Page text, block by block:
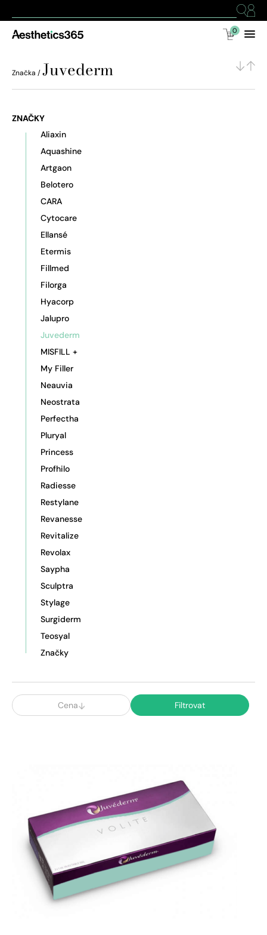
0
Značka /Juvederm
ZNAČKY
Aliaxin
Aquashine
Artgaon
Belotero
CARA
Cytocare
Ellansé
Etermis
Fillmed
Filorga
Hyacorp
Jalupro
Juvederm
MISFILL +
My Filler
Neauvia
Neostrata
Perfectha
Pluryal
Princess
Profhilo
Radiesse
Restylane
Revanesse
Revitalize
Revolax
Saypha
Sculptra
Stylage
Surgiderm
Teosyal
Značky
Cena Filtrovat